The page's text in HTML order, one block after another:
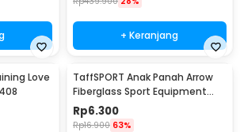
+ Keranjang
Love
TaffSPORT Anak Panah Arrow
Fiberglass Sport Equipment
Spine 800 1 PCS - JH813
Rp6.300
Rp16.900 63%